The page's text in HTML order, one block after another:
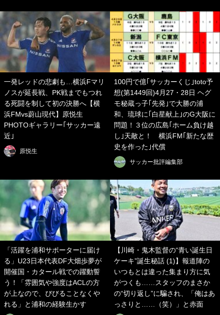
一発レッドの悲劇も…横浜Fマリ
ノスが延長戦、PK戦までもつれ
る死闘を制して初の決勝へ【横
浜FMvs蔚山現代】原悦生
PHOTOギャラリー｢サッカー遠
近｣
原悦生
100円で億｢サッカーくじ｣toto予
想(第1449回)4月27・28日 ヘグ
モ秘蔵っ子｢先発｣で大勝の浦
和、琉球に｢白星献上｣のG大阪に
問題！３位の広島｢ホーム負け越
し｣天敵と！ 横浜FM｢新たな歴
史を作った｣代償
サッカー批評編集部
「活躍を浦和サポーターに届け
る」U23日本代表DF大畑歩夢が
開催国・カタール戦での躍動誓
う！「雰囲気や強度はACLの方
が上なので、びびることなくや
れる」と浦和の経験生かす
【川崎・鬼木監督の“青い誕生日
ケーキ”誕生秘話 (1)】報道陣の
いつもとは違った集まり方に気
がつくも……スタッフのまさか
の“切り返し”に騙され、「俺はあ
っさりと……（笑）」と赤面